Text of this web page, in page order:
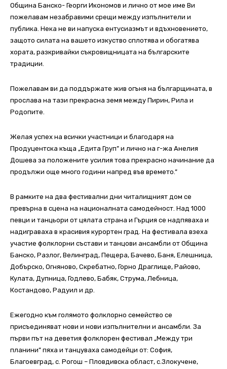
Община Банско- Георги Икономов и лично от мое име Ви
пожелавам незабравими срещи между изпълнители и
публика. Нека не ви напуска ентусиазмът и вдъхновението,
защото силата на вашето изкуство сплотява и обогатява
хората, разкривайки съкровищницата на българските
традиции.
Пожелавам ви да поддържате жив огъня на българщината, в
прослава на тази прекрасна земя между Пирин, Рила и
Родопите.
Желая успех на всички участници и благодаря на
Продуцентска къща „Едита Груп” и лично на г-жа Анелия
Дошева за положените усилия това прекрасно начинание да
продължи още много години напред във времето.”
В рамките на два фестивални дни читалищният дом се
превърна в сцена на националната самодейност. Над 1000
певци и танцьори от цялата страна и Гърция се надпяваха и
надиграваха в красивия курортен град. На фестивала взеха
участие фолклорни състави и танцови ансамбли от Община
Банско, Разлог, Велинград, Пещера, Бачево, Баня, Елешница,
Добърско, Огняново, Скребатно, Горно Драглище, Райово,
Кулата, Дупница, Годлево, Бабяк, Струма, Лебница,
Костандово, Радуил и др.
Ежегодно към голямото фолклорно семейство се
присъединяват нови и нови изпълнителни и ансамбли. За
първи път на деветия фолклорен фестивал „Между три
планини” пяха и танцуваха самодейци от: София,
Благоевград, с. Рогош – Пловдивска област, с.Злокучене,